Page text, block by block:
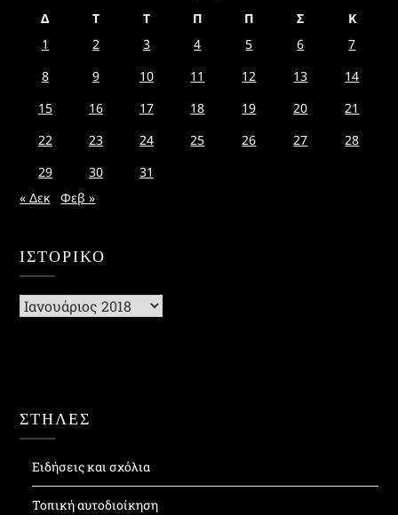
Δ Τ Τ Π Π Σ
Κ
1
2 3 4 5 6
7
8
9 10 11 12 13
14
15
16 17 18 19 20
21
22
23 24 25 26 27
28
29
30
31
« Δεκ
Φεβ »
ΙΣΤΟΡΙΚΌ
Ιστορικό
ΣΤΗΛΕΣ
Ειδήσεις και σχόλια
Τοπική αυτοδιοίκηση